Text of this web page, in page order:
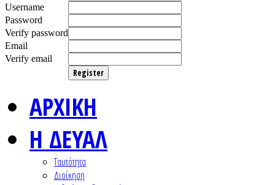
Username
Password
Verify password
Email
Verify email
Register
ΑΡΧΙΚΗ
Η ΔΕΥΑΛ
Ταυτότητα
Διοίκηση